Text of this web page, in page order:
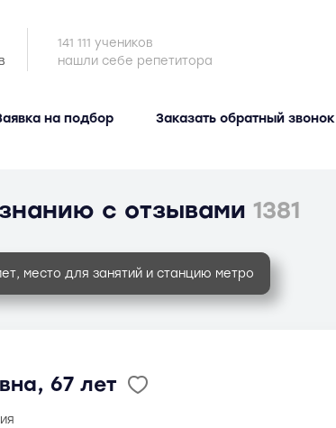
141 111 учеников
нашли себе репетитора
на подбор Заказать обратный звонок
с отзывами 1381
место для занятий и станцию метро
67 лет